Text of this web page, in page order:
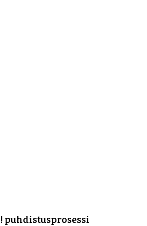
puhdistusprosessi